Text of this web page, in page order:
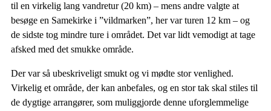
til en virkelig lang vandretur (20 km) – mens andre valgte at
besøge en Samekirke i ”vildmarken”, her var turen 12 km – og
de sidste tog mindre ture i området. Det var lidt vemodigt at tage
afsked med det smukke område.
Der var så ubeskriveligt smukt og vi mødte stor venlighed.
Virkelig et område, der kan anbefales, og en stor tak skal stiles til
de dygtige arrangører, som muliggjorde denne uforglemmelige